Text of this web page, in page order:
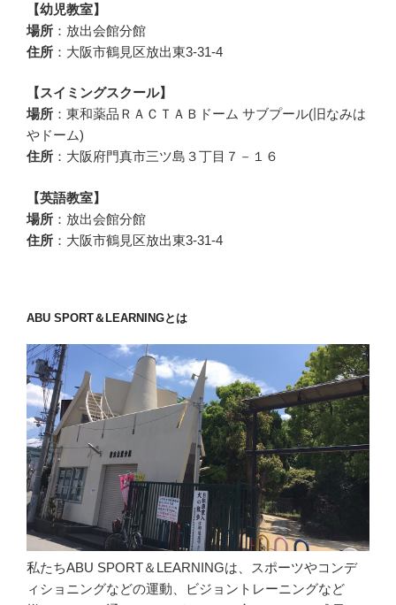
【幼児教室】
場所 ：放出会館分館
住所 ：大阪市鶴見区放出東3-31-4
【スイミングスクール】
場所 ：東和薬品ＲＡＣＴＡＢドーム サブプール(旧なみは
やドーム)
住所 ：大阪府門真市三ツ島３丁目７－１６
【英語教室】
場所 ：放出会館分館
住所 ：大阪市鶴見区放出東3-31-4
ABU SPORT＆LEARNINGとは
私たちABU SPORT＆LEARNINGは、スポーツやコンデ
ィショニングなどの運動、ビジョントレーニングなど